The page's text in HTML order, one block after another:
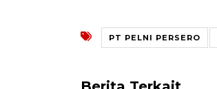
PT PELNI PERSERO